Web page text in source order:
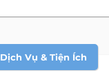
Dịch Vụ & Tiện Ích